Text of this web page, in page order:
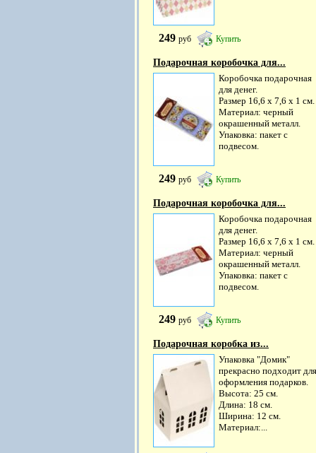
249 руб Купить
Подарочная коробочка для...
Коробочка подарочная
для денег.
Размер 16,6 х 7,6 х 1 см.
Материал: черный
окрашенный металл.
Упаковка: пакет с
подвесом.
249 руб Купить
Подарочная коробочка для...
Коробочка подарочная
для денег.
Размер 16,6 х 7,6 х 1 см.
Материал: черный
окрашенный металл.
Упаковка: пакет с
подвесом.
249 руб Купить
Подарочная коробка из...
Упаковка "Домик"
прекрасно подходит для
оформления подарков.
Высота: 25 см.
Длина: 18 см.
Ширина: 12 см.
Материал:...